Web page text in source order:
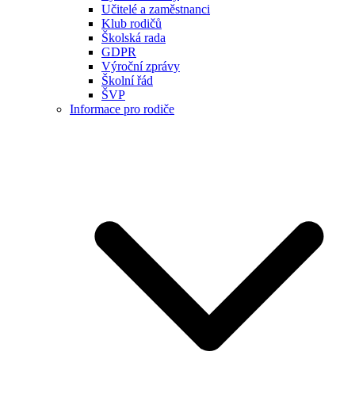
Učitelé a zaměstnanci
Klub rodičů
Školská rada
GDPR
Výroční zprávy
Školní řád
ŠVP
Informace pro rodiče